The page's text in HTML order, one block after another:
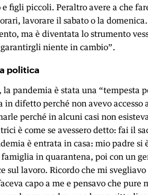
e figli piccoli. Peraltro avere a che
lavorare il sabato o la
ma è diventata lo strumento
garantirgli niente in cambio”.
politica
la pandemia è stata una “tempesta
in difetto perché non avevo
perché in alcuni casi non
è come se avessero detto: fai il
è entrata in casa: mio padre
famiglia in quarantena, poi con un
sul lavoro. Ricordo che mi
capo a me e pensavo che